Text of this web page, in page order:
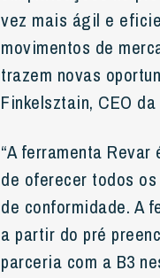
vez mais ágil e
movimentos de
trazem novas
Finkelsztain, CEO da
“A ferramenta
de oferecer todos
de conformidade. A
a partir do pré
parceria com a B3